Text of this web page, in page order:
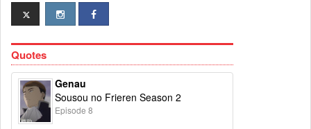
Quotes
Genau
Sousou no Frieren Season 2
Episode 8